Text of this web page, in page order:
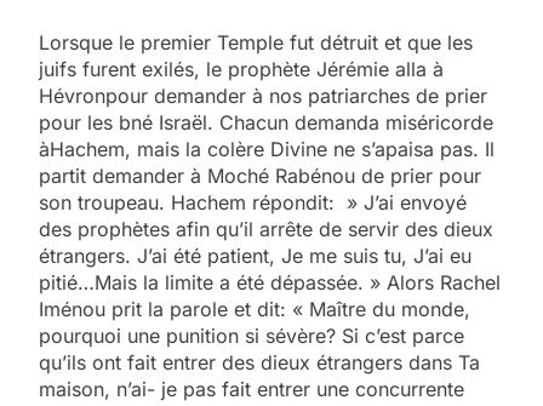
Lorsque le premier Temple fut détruit et que les
juifs furent exilés, le prophète Jérémie alla à
Hévronpour demander à nos patriarches de prier
pour les bné Israël. Chacun demanda miséricorde
àHachem, mais la colère Divine ne s’apaisa pas. Il
partit demander à Moché Rabénou de prier pour
son troupeau. Hachem répondit: » J’ai envoyé
des prophètes afin qu’il arrête de servir des dieux
étrangers. J’ai été patient, Je me suis tu, J’ai eu
pitié…Mais la limite a été dépassée. » Alors Rachel
Iménou prit la parole et dit: « Maître du monde,
pourquoi une punition si sévère? Si c’est parce
qu’ils ont fait entrer des dieux étrangers dans Ta
maison, n’ai- je pas fait entrer une concurrente